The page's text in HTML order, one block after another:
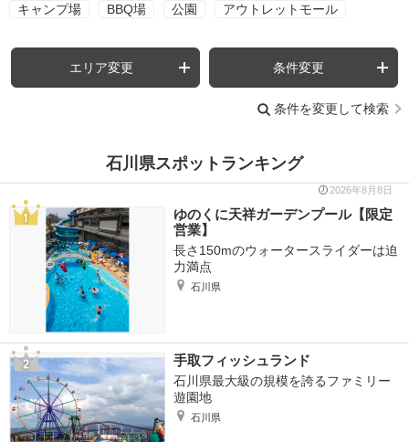
キャンプ場 BBQ場 公園 アウトレットモール
エリア変更 条件変更
条件を変更して検索
石川県スポットランキング
2026年8月8日
ゆのくに天祥ガーデンプール【限定
営業】
長さ150mのウォータースライダーは迫
力満点
石川県
手取フィッシュランド
石川県最大級の規模を誇るファミリー
遊園地
石川県